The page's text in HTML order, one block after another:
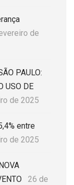
de
PAULO:
USO DE
de 2025
entre
de 2025
26 de